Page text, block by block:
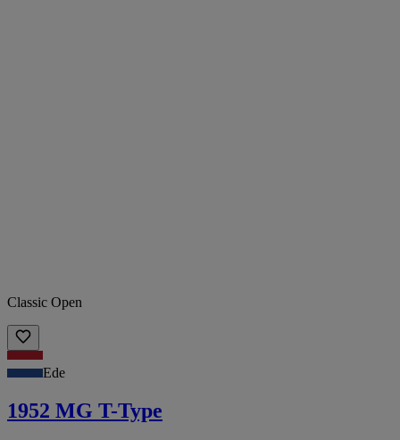
Classic Open
Ede
1952 MG T-Type